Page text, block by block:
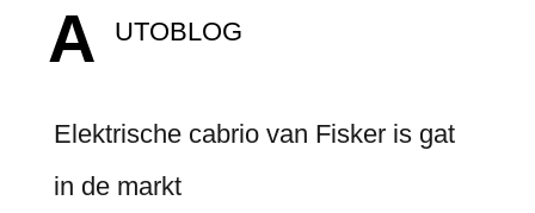
A UTOBLOG
Elektrische cabrio van Fisker is gat
in de markt